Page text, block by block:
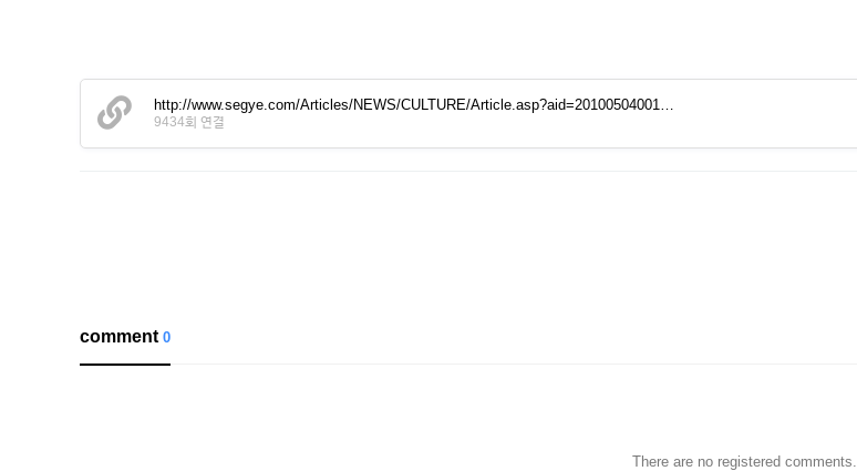
http://www.segye.com/Articles/NEWS/CULTURE/Article.asp?aid=20100504001…
9434회 연결
comment0
There are no registered comments.